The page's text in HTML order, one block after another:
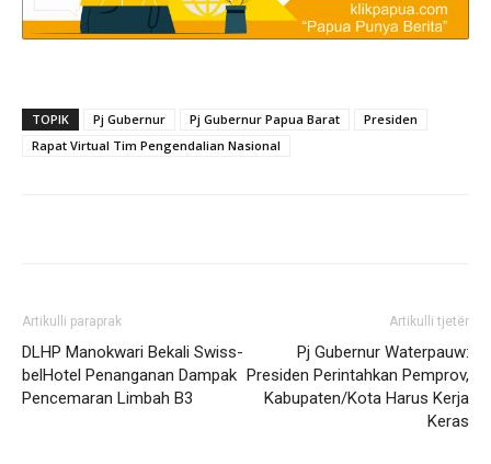
TOPIK Pj Gubernur Pj Gubernur Papua Barat
Presiden
Rapat Virtual Tim Pengendalian Nasional
Artikulli paraprak
DLHP Manokwari Bekali Swiss-
belHotel Penanganan Dampak
Pencemaran Limbah B3
Artikulli tjetër
Pj Gubernur Waterpauw:
Presiden Perintahkan Pemprov,
Kabupaten/Kota Harus Kerja
Keras